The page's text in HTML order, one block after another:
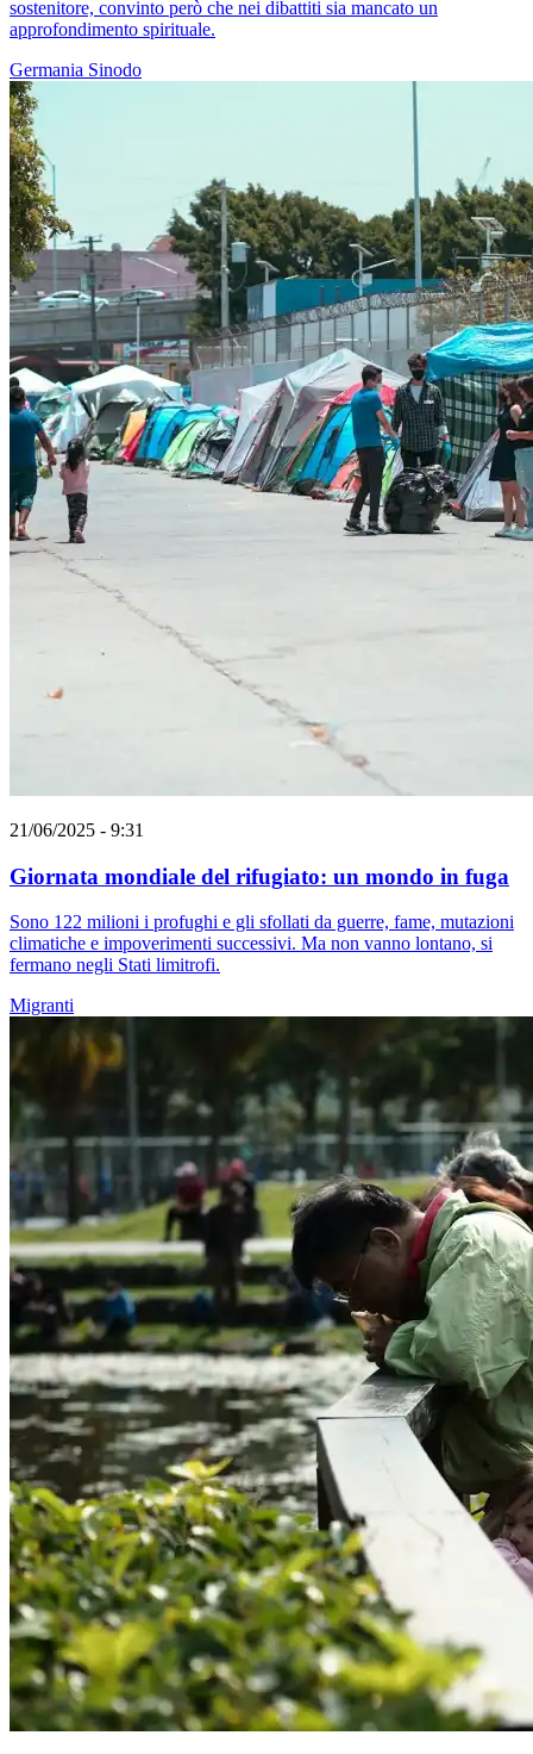
sostenitore, convinto però che nei dibattiti sia mancato un
approfondimento spirituale.
Germania Sinodo
21/06/2025 - 9:31
Giornata mondiale del rifugiato: un mondo in fuga
Sono 122 milioni i profughi e gli sfollati da guerre, fame, mutazioni
climatiche e impoverimenti successivi. Ma non vanno lontano, si
fermano negli Stati limitrofi.
Migranti